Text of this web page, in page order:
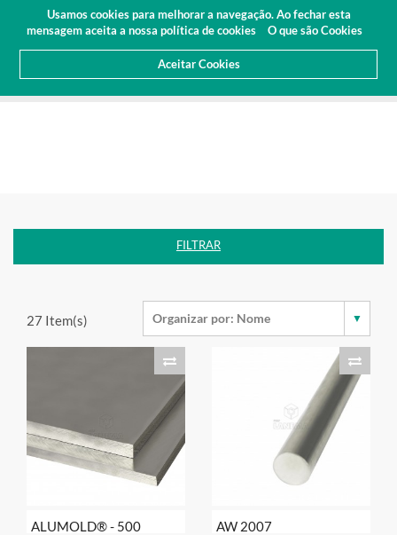
Usamos cookies para melhorar a navegação. Ao fechar esta
mensagem aceita a nossa política de cookies
O que são Cookies
Aceitar Cookies
Área Cliente
Orçamento(0)
FILTRAR
27 Item(s)
ALUMOLD® - 500 AW 2007